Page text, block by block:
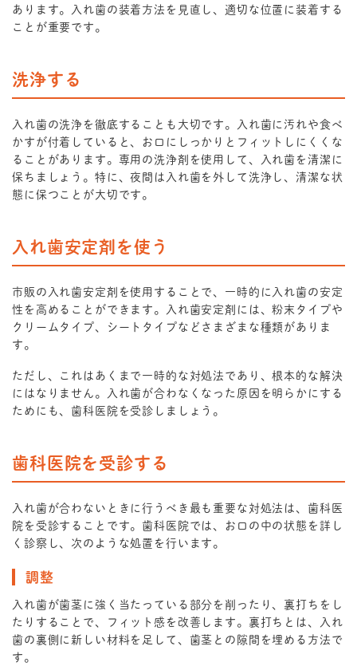
あります。入れ歯の装着方法を見直し、適切な位置に装着する
ことが重要です。
洗浄する
入れ歯の洗浄を徹底することも大切です。入れ歯に汚れや食べ
かすが付着していると、お口にしっかりとフィットしにくくな
ることがあります。専用の洗浄剤を使用して、入れ歯を清潔に
保ちましょう。特に、夜間は入れ歯を外して洗浄し、清潔な状
態に保つことが大切です。
入れ歯安定剤を使う
市販の入れ歯安定剤を使用することで、一時的に入れ歯の安定
性を高めることができます。入れ歯安定剤には、粉末タイプや
クリームタイプ、シートタイプなどさまざまな種類がありま
す。
ただし、これはあくまで一時的な対処法であり、根本的な解決
にはなりません。入れ歯が合わなくなった原因を明らかにする
ためにも、歯科医院を受診しましょう。
歯科医院を受診する
入れ歯が合わないときに行うべき最も重要な対処法は、歯科医
院を受診することです。歯科医院では、お口の中の状態を詳し
く診察し、次のような処置を行います。
調整
入れ歯が歯茎に強く当たっている部分を削ったり、裏打ちをし
たりすることで、フィット感を改善します。裏打ちとは、入れ
歯の裏側に新しい材料を足して、歯茎との隙間を埋める方法で
す。